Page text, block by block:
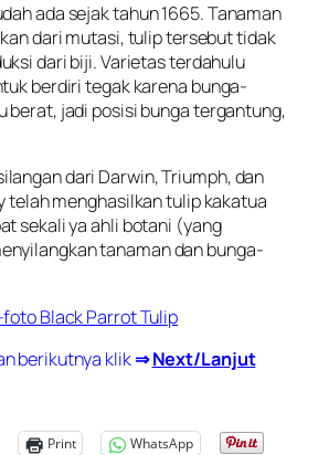
ada sejak tahun 1665. Tanaman
dari mutasi, tulip tersebut tidak
dari biji. Varietas terdahulu
berdiri tegak karena bunga-
berat, jadi posisi bunga tergantung,
dari Darwin, Triumph, dan
telah menghasilkan tulip kakatua
sekali ya ahli botani (yang
tanaman dan bunga-
Black Parrot Tulip
berikutnya klik⇒Next/Lanjut
Print
WhatsApp